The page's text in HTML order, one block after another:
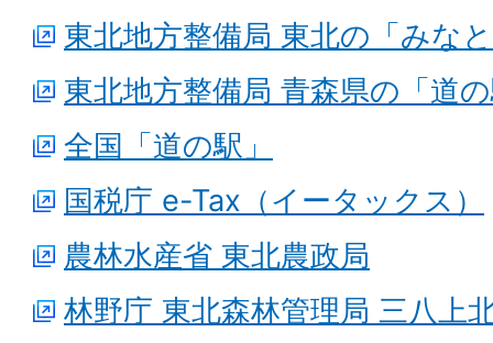
東北地方整備局 東北の「みな
東北地方整備局 青森県の「道
全国「道の駅」
国税庁 e-Tax（イータックス）
農林水産省 東北農政局
林野庁 東北森林管理局 三八上